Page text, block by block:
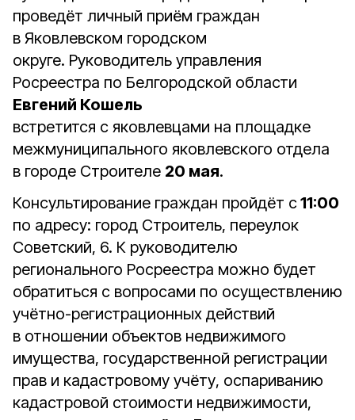
проведёт личный приём граждан
в Яковлевском городском
округе. Руководитель управления
Росреестра по Белгородской области
Евгений Кошель
встретится с яковлевцами на площадке
межмуниципального яковлевского отдела
в городе Строителе 20 мая.
Консультирование граждан пройдёт с 11:00
по адресу: город Строитель, переулок
Советский, 6. К руководителю
регионального Росреестра можно будет
обратиться с вопросами по осуществлению
учётно-регистрационных действий
в отношении объектов недвижимого
имущества, государственной регистрации
прав и кадастровому учёту, оспариванию
кадастровой стоимости недвижимости,